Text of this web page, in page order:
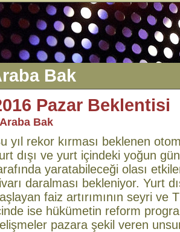
Bak
Pazar Beklentisi
Araba Bak
yıl rekor kırması beklenen
dışı ve yurt içindeki yoğun
yaratabileceği olası
daralması bekleniyor. Yurt
faiz artırımının seyri ve
ise hükümetin reform
pazara şekil veren